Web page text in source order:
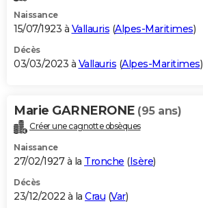
Naissance
15/07/1923 à Vallauris (Alpes-Maritimes)
Décès
03/03/2023 à Vallauris (Alpes-Maritimes)
Marie GARNERONE (95 ans)
Créer une cagnotte obsèques
Naissance
27/02/1927 à la Tronche (Isère)
Décès
23/12/2022 à la Crau (Var)